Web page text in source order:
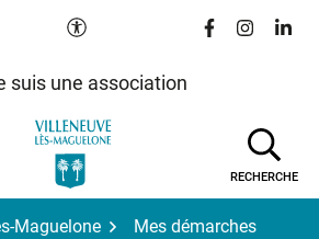
Paramètres d'accessibilité
Lien vers le
Lien vers
Lien
suis une association
RECHERCHE
Maguelone
Mes démarches